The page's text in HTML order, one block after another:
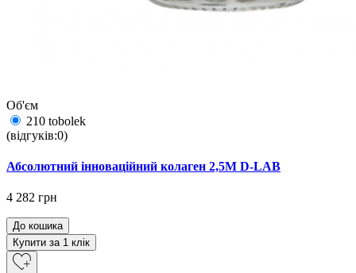
Об'єм
210 tobolek
(відгуків:0)
Абсолютний інноваційний колаген 2,5M D-LAB
4 282 грн
До кошика
Купити за 1 клiк